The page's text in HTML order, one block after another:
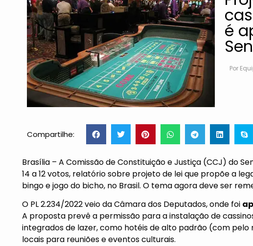
é
Por
Compartilhe:
Brasília – A Comissão de Constituição e Justiça (CCJ) do
14 a 12 votos, relatório sobre projeto de lei que propõe a
bingo e jogo do bicho, no Brasil. O tema agora deve ser
O PL 2.234/2022 veio da Câmara dos Deputados, onde foi
A proposta prevê a permissão para a instalação de
integrados de lazer, como hotéis de alto padrão (com pelo
locais para reuniões e eventos culturais.